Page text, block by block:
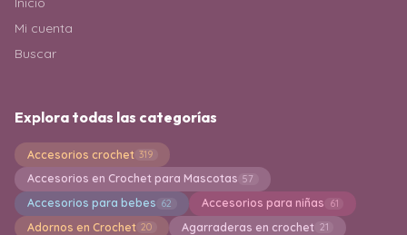
Mi cuenta
Buscar
Explora todas las categorías
Accesorios crochet 319
Accesorios en Crochet para Mascotas 57
Accesorios para bebes 62 Accesorios para niñas 61
Adornos en Crochet 20 Agarraderas en crochet 21